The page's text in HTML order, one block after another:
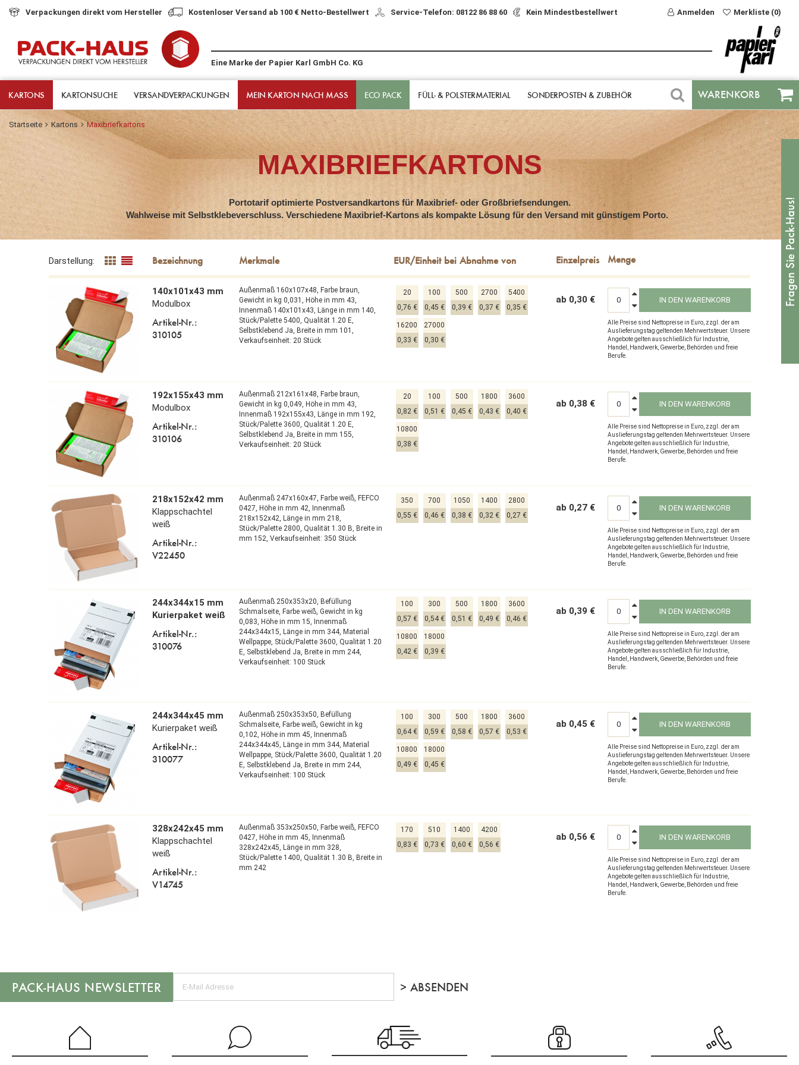
Verpackungen direkt vom Hersteller Kostenloser Versand ab 100 € Netto-Bestellwert Service-Telefon: 08122 86 88 60 Kein Mindestbestellwert Anmelden Merkliste (0)
Startseite Kartons Maxibriefkartons
Eine Marke der Papier Karl GmbH Co. KG
KARTONS KARTONSUCHE VERSANDVERPACKUNGEN MEIN KARTON NACH MASS ECO PACK FÜLL- & POLSTER­MATERIAL SONDERPOSTEN & ZUBEHÖR WARENKORB
MAXIBRIEFKARTONS
Portotarif optimierte Postversandkartons für Maxibrief- oder Großbriefsendungen.
Wahlweise mit Selbstklebeverschluss. Verschiedene Maxibrief-Kartons als kompakte Lösung für den Versand mit günstigem Porto.
Darstellung:
140x101x43 mm
Modulbox
Artikel-Nr.:
310105
Außenmaß 160x107x48,Farbe braun,
Gewicht in kg 0,031,Höhe in mm 43,
Innenmaß 140x101x43,Länge in mm 140,
Stück/Palette 5400,Qualität 1.20 E,
Selbstklebend Ja,Breite in mm 101,
Verkaufseinheit: 20 Stück
20
0,76 €
100
0,45 €
500
0,39 €
2700
0,37 €
5400
0,35 €
16200
0,33 €
27000
0,30 €
ab 0,30 € IN DEN WARENKORB
Alle Preise sind Nettopreise in Euro, zzgl. der am
Auslieferungstag geltenden Mehrwertsteuer. Unsere
Angebote gelten ausschließlich für Industrie,
Handel, Handwerk, Gewerbe, Behörden und freie
Berufe.
192x155x43 mm
Modulbox
Artikel-Nr.:
310106
Außenmaß 212x161x48,Farbe braun,
Gewicht in kg 0,049,Höhe in mm 43,
Innenmaß 192x155x43,Länge in mm 192,
Stück/Palette 3600,Qualität 1.20 E,
Selbstklebend Ja,Breite in mm 155,
Verkaufseinheit: 20 Stück
20
0,82 €
100
0,51 €
500
0,45 €
1800
0,43 €
3600
0,40 €
10800
0,38 €
ab 0,38 € IN DEN WARENKORB
Alle Preise sind Nettopreise in Euro, zzgl. der am
Auslieferungstag geltenden Mehrwertsteuer. Unsere
Angebote gelten ausschließlich für Industrie,
Handel, Handwerk, Gewerbe, Behörden und freie
Berufe.
218x152x42 mm
Klappschachtel
weiß
Artikel-Nr.:
V22450
Außenmaß 247x160x47,Farbe weiß,FEFCO
0427,Höhe in mm 42,Innenmaß
218x152x42,Länge in mm 218,
Stück/Palette 2800,Qualität 1.30 B,Breite in
mm 152,Verkaufseinheit: 350 Stück
350
0,55 €
700
0,46 €
1050
0,38 €
1400
0,32 €
2800
0,27 €
ab 0,27 € IN DEN WARENKORB
Alle Preise sind Nettopreise in Euro, zzgl. der am
Auslieferungstag geltenden Mehrwertsteuer. Unsere
Angebote gelten ausschließlich für Industrie,
Handel, Handwerk, Gewerbe, Behörden und freie
Berufe.
244x344x15 mm
Kurierpaket weiß
Artikel-Nr.:
310076
Außenmaß 250x353x20, Befüllung
Schmalseite, Farbe weiß,Gewicht in kg
0,083, Höhe in mm 15, Innenmaß
244x344x15, Länge in mm 344, Material
Wellpappe, Stück/Palette 3600,Qualität 1.20
E, Selbstklebend Ja, Breite in mm 244,
Verkaufseinheit: 100 Stück
100
0,57 €
300
0,54 €
500
0,51 €
1800
0,49 €
3600
0,46 €
10800
0,42 €
18000
0,39 €
ab 0,39 € IN DEN WARENKORB
Alle Preise sind Nettopreise in Euro, zzgl. der am
Auslieferungstag geltenden Mehrwertsteuer. Unsere
Angebote gelten ausschließlich für Industrie,
Handel, Handwerk, Gewerbe, Behörden und freie
Berufe.
244x344x45 mm
Kurierpaket weiß
Artikel-Nr.:
310077
Außenmaß 250x353x50, Befüllung
Schmalseite, Farbe weiß,Gewicht in kg
0,102, Höhe in mm 45, Innenmaß
244x344x45, Länge in mm 344, Material
Wellpappe, Stück/Palette 3600,Qualität 1.20
E, Selbstklebend Ja, Breite in mm 244,
Verkaufseinheit: 100 Stück
100
0,64 €
300
0,59 €
500
0,58 €
1800
0,57 €
3600
0,53 €
10800
0,49 €
18000
0,45 €
ab 0,45 € IN DEN WARENKORB
Alle Preise sind Nettopreise in Euro, zzgl. der am
Auslieferungstag geltenden Mehrwertsteuer. Unsere
Angebote gelten ausschließlich für Industrie,
Handel, Handwerk, Gewerbe, Behörden und freie
Berufe.
328x242x45 mm
Klappschachtel
weiß
Artikel-Nr.:
V14745
Außenmaß 353x250x50,Farbe weiß,FEFCO
0427,Höhe in mm 45,Innenmaß
328x242x45,Länge in mm 328,
Stück/Palette 1400,Qualität 1.30 B,Breite in
mm 242
170
0,83 €
510
0,73 €
1400
0,60 €
4200
0,56 €
ab 0,56 € IN DEN WARENKORB
Alle Preise sind Nettopreise in Euro, zzgl. der am
Auslieferungstag geltenden Mehrwertsteuer. Unsere
Angebote gelten ausschließlich für Industrie,
Handel, Handwerk, Gewerbe, Behörden und freie
Berufe.
NEWSLETTER